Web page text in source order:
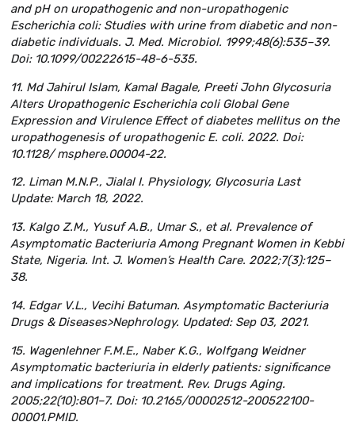
and pH on uropathogenic and non-uropathogenic
Escherichia coli: Studies with urine from diabetic and non-
diabetic individuals. J. Med. Microbiol. 1999;48(6):535–39.
Doi: 10.1099/00222615-48-6-535.
11. Md Jahirul Islam, Kamal Bagale, Preeti John Glycosuria
Alters Uropathogenic Escherichia coli Global Gene
Expression and Virulence Effect of diabetes mellitus on the
uropathogenesis of uropathogenic E. coli. 2022. Doi:
10.1128/ msphere.00004-22.
12. Liman M.N.P., Jialal I. Physiology, Glycosuria Last
Update: March 18, 2022.
13. Kalgo Z.M., Yusuf A.B., Umar S., et al. Prevalence of
Asymptomatic Bacteriuria Among Pregnant Women in Kebbi
State, Nigeria. Int. J. Women’s Health Care. 2022;7(3):125–
38.
14. Edgar V.L., Vecihi Batuman. Asymptomatic Bacteriuria
Drugs & Diseases>Nephrology. Updated: Sep 03, 2021.
15. Wagenlehner F.M.E., Naber K.G., Wolfgang Weidner
Asymptomatic bacteriuria in elderly patients: significance
and implications for treatment. Rev. Drugs Aging.
2005;22(10):801–7. Doi: 10.2165/00002512-200522100-
00001.PMID.